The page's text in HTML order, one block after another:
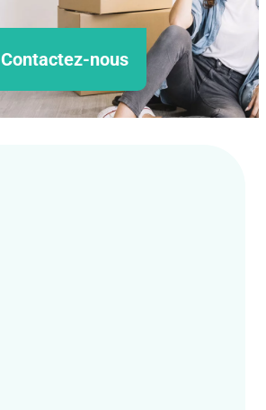
Contactez-nous